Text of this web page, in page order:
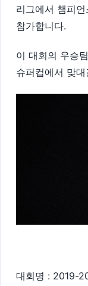
리그에서 챔피
참가합니다.
이 대회의 우승
슈퍼컵에서 맞대
대회명 : 2019-